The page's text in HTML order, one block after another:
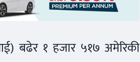
बढेर १ हजार ५१७ अमेरिकी